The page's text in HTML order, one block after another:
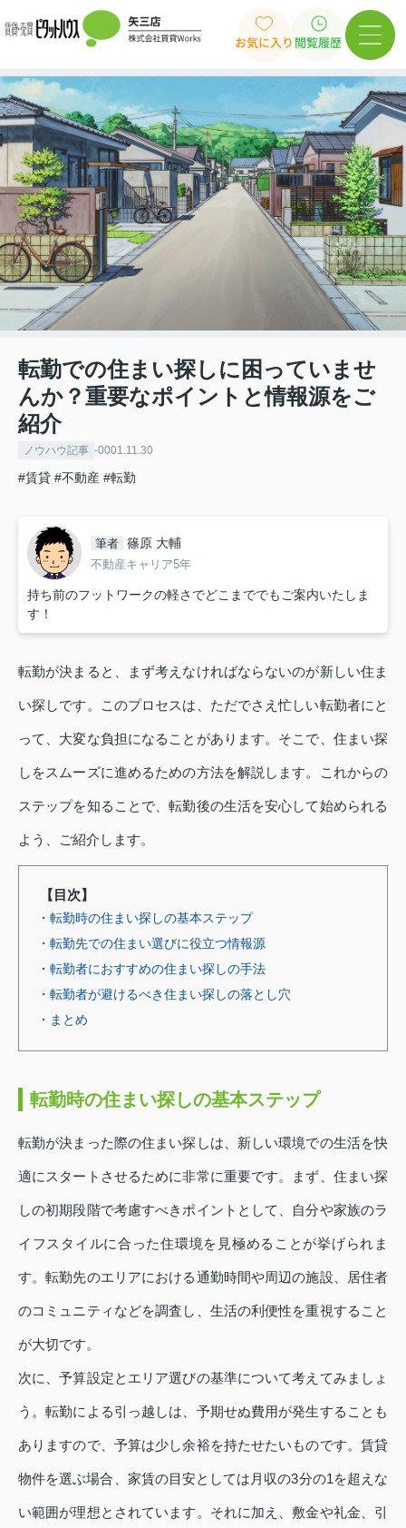
お気に入り 閲覧履歴
転勤での住まい探しに困っていませ
んか？重要なポイントと情報源をご
紹介
ノウハウ記事 -0001.11.30
#賃貸 #不動産 #転勤
筆者 篠原 大輔
不動産キャリア5年
持ち前のフットワークの軽さでどこまででもご案内いたしま
す！
転勤が決まると、まず考えなければならないのが新しい住ま
い探しです。このプロセスは、ただでさえ忙しい転勤者にと
って、大変な負担になることがあります。そこで、住まい探
しをスムーズに進めるための方法を解説します。これからの
ステップを知ることで、転勤後の生活を安心して始められる
よう、ご紹介します。
【目次】
・転勤時の住まい探しの基本ステップ
・転勤先での住まい選びに役立つ情報源
・転勤者におすすめの住まい探しの手法
・転勤者が避けるべき住まい探しの落とし穴
・まとめ
転勤時の住まい探しの基本ステップ
転勤が決まった際の住まい探しは、新しい環境での生活を快
適にスタートさせるために非常に重要です。まず、住まい探
しの初期段階で考慮すべきポイントとして、自分や家族のラ
イフスタイルに合った住環境を見極めることが挙げられま
す。転勤先のエリアにおける通勤時間や周辺の施設、居住者
のコミュニティなどを調査し、生活の利便性を重視すること
が大切です。
次に、予算設定とエリア選びの基準について考えてみましょ
う。転勤による引っ越しは、予期せぬ費用が発生することも
ありますので、予算は少し余裕を持たせたいものです。賃貸
物件を選ぶ場合、家賃の目安としては月収の3分の1を超えな
い範囲が理想とされています。それに加え、敷金や礼金、引